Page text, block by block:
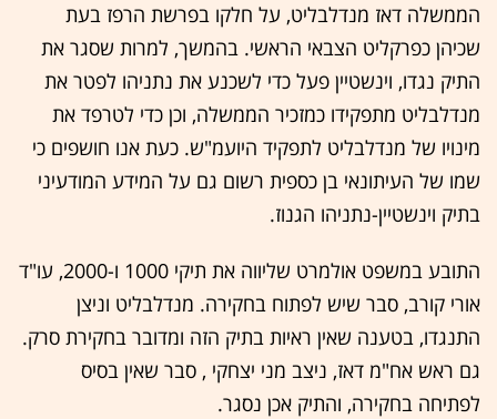
הממשלה דאז מנדלבליט, על חלקו בפרשת הרפז בעת
שכיהן כפרקליט הצבאי הראשי. בהמשך, למרות שסגר את
התיק נגדו, וינשטיין פעל כדי לשכנע את נתניהו לפטר את
מנדלבליט מתפקידו כמזכיר הממשלה, וכן כדי לטרפד את
מינויו של מנדלבליט לתפקיד היועמ"ש. כעת אנו חושפים כי
שמו של העיתונאי בן כספית רשום גם על המידע המודעיני
בתיק וינשטיין-נתניהו הגנוז.
התובע במשפט אולמרט שליווה את תיקי 1000 ו-2000, עו"ד
אורי קורב, סבר שיש לפתוח בחקירה. מנדלבליט וניצן
התנגדו, בטענה שאין ראיות בתיק הזה ומדובר בחקירת סרק.
גם ראש אח"מ דאז, ניצב מני יצחקי , סבר שאין בסיס
לפתיחה בחקירה, והתיק אכן נסגר.